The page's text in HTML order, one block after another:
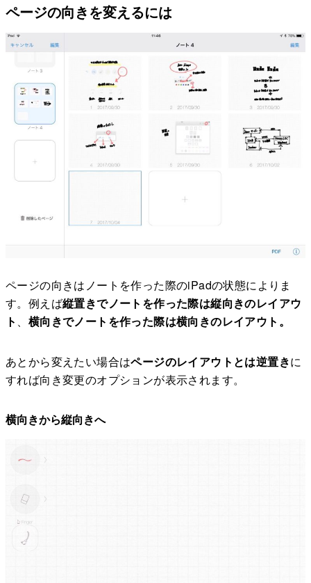
ページの向きを変えるには
ページの向きはノートを作った際のiPadの状態によりま
す。例えば縦置きでノートを作った際は縦向きのレイアウ
ト 、 横向きでノートを作った際は横向きのレイアウト。
あとから変えたい場合はページのレイアウトとは逆置きに
すれば向き変更のオプションが表示されます。
横向きから縦向きへ